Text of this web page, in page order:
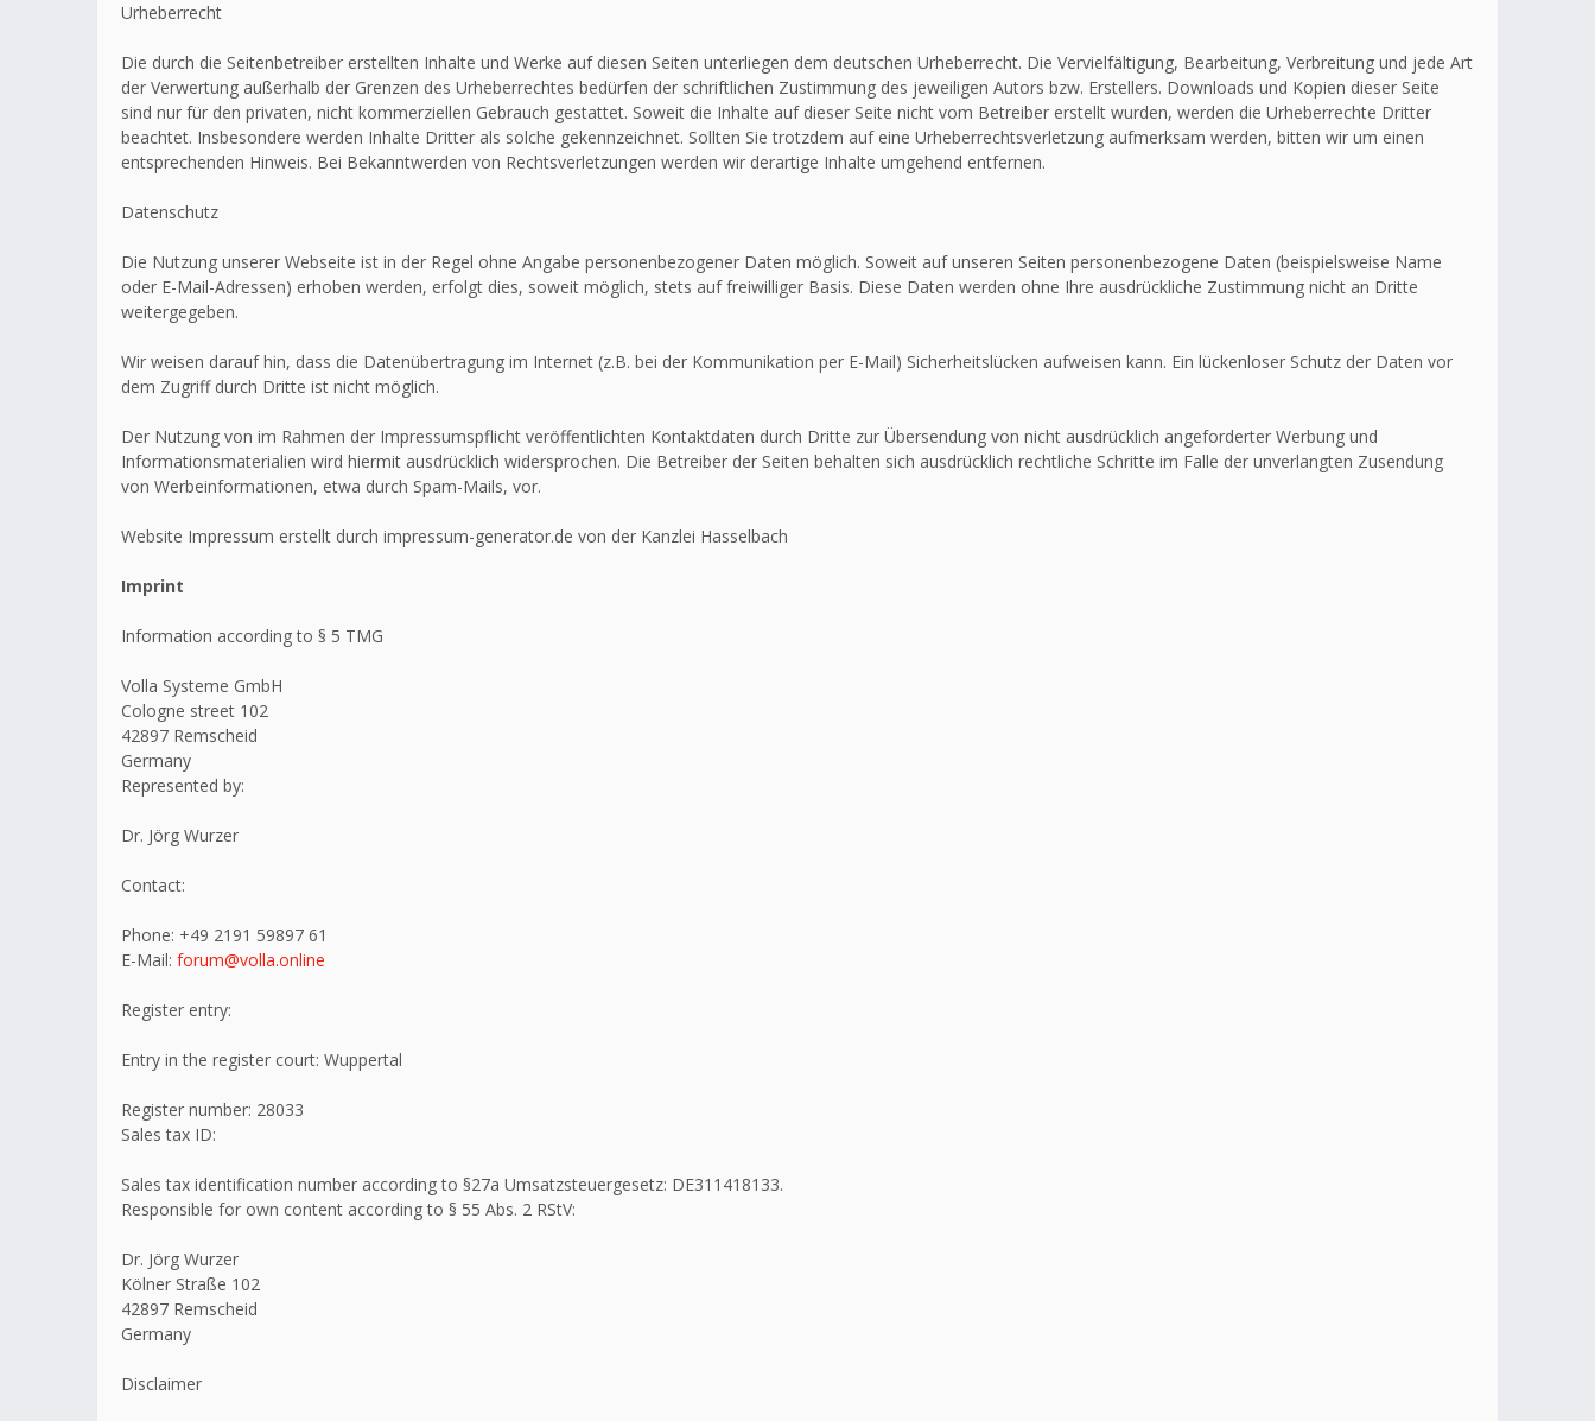
Urheberrecht
Die durch die Seitenbetreiber erstellten Inhalte und Werke auf diesen Seiten unterliegen dem deutschen Urheberrecht. Die Vervielfältigung, Bearbeitung, Verbreitung und jede Art
der Verwertung außerhalb der Grenzen des Urheberrechtes bedürfen der schriftlichen Zustimmung des jeweiligen Autors bzw. Erstellers. Downloads und Kopien dieser Seite
sind nur für den privaten, nicht kommerziellen Gebrauch gestattet. Soweit die Inhalte auf dieser Seite nicht vom Betreiber erstellt wurden, werden die Urheberrechte Dritter
beachtet. Insbesondere werden Inhalte Dritter als solche gekennzeichnet. Sollten Sie trotzdem auf eine Urheberrechtsverletzung aufmerksam werden, bitten wir um einen
entsprechenden Hinweis. Bei Bekanntwerden von Rechtsverletzungen werden wir derartige Inhalte umgehend entfernen.
Datenschutz
Die Nutzung unserer Webseite ist in der Regel ohne Angabe personenbezogener Daten möglich. Soweit auf unseren Seiten personenbezogene Daten (beispielsweise Name
oder E-Mail-Adressen) erhoben werden, erfolgt dies, soweit möglich, stets auf freiwilliger Basis. Diese Daten werden ohne Ihre ausdrückliche Zustimmung nicht an Dritte
weitergegeben.
Wir weisen darauf hin, dass die Datenübertragung im Internet (z.B. bei der Kommunikation per E-Mail) Sicherheitslücken aufweisen kann. Ein lückenloser Schutz der Daten vor
dem Zugriff durch Dritte ist nicht möglich.
Der Nutzung von im Rahmen der Impressumspflicht veröffentlichten Kontaktdaten durch Dritte zur Übersendung von nicht ausdrücklich angeforderter Werbung und
Informationsmaterialien wird hiermit ausdrücklich widersprochen. Die Betreiber der Seiten behalten sich ausdrücklich rechtliche Schritte im Falle der unverlangten Zusendung
von Werbeinformationen, etwa durch Spam-Mails, vor.
Website Impressum erstellt durch impressum-generator.de von der Kanzlei Hasselbach
Imprint
Information according to § 5 TMG
Volla Systeme GmbH
Cologne street 102
42897 Remscheid
Germany
Represented by:
Dr. Jörg Wurzer
Contact:
Phone: +49 2191 59897 61
E-Mail: forum@volla.online
Register entry:
Entry in the register court: Wuppertal
Register number: 28033
Sales tax ID:
Sales tax identification number according to §27a Umsatzsteuergesetz: DE311418133.
Responsible for own content according to § 55 Abs. 2 RStV:
Dr. Jörg Wurzer
Kölner Straße 102
42897 Remscheid
Germany
Disclaimer